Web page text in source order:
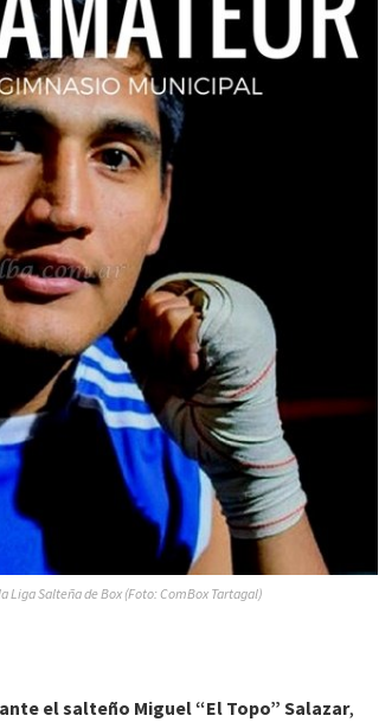
Liga Salteña de Box (Foto: ComBox Tartagal)
el salteño Miguel “El Topo” Salazar,